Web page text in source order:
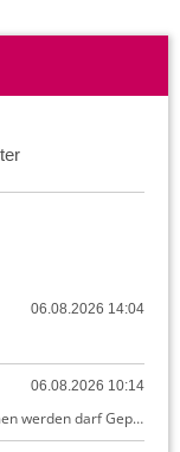
06.08.2026 14:04
06.08.2026 10:14
Ist gut beschrieben, ansicht was alles mitgenommen werden darf Gepäck dürfte auch kostenloses Handgepäck umfassen, ansonsten sehr easy zu machen